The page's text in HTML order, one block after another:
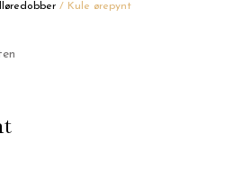
/ Kule ørepynt